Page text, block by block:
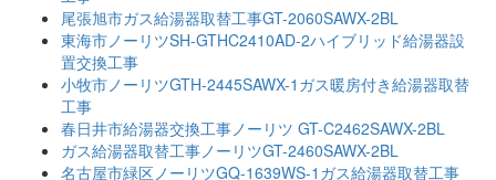
尾張旭市ガス給湯器取替工事GT-2060SAWX-2BL
東海市ノーリツSH-GTHC2410AD-2ハイブリッド給湯器設
置交換工事
小牧市ノーリツGTH-2445SAWX-1ガス暖房付き給湯器取替
工事
春日井市給湯器交換工事ノーリツ GT-C2462SAWX-2BL
ガス給湯器取替工事ノーリツGT-2460SAWX-2BL
名古屋市緑区ノーリツGQ-1639WS-1ガス給湯器取替工事